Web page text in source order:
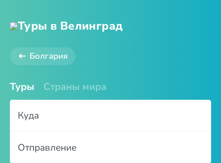
Туры в Велинград
Болгария
Туры Страны мира
Куда
Отправление